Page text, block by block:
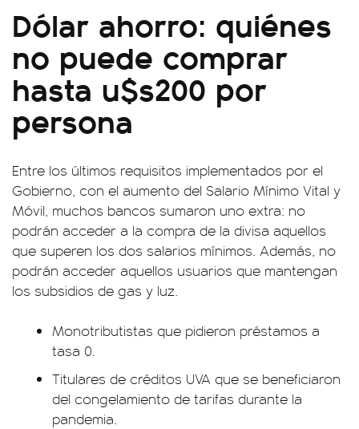
Dólar ahorro: quiénes
no puede comprar
hasta u$s200 por
persona
Entre los últimos requisitos implementados por el
Gobierno, con el aumento del Salario Mínimo Vital y
Móvil, muchos bancos sumaron uno extra: no
podrán acceder a la compra de la divisa aquellos
que superen los dos salarios mínimos. Además, no
podrán acceder aquellos usuarios que mantengan
los subsidios de gas y luz.
Monotributistas que pidieron préstamos a
tasa 0.
Titulares de créditos UVA que se beneficiaron
del congelamiento de tarifas durante la
pandemia.